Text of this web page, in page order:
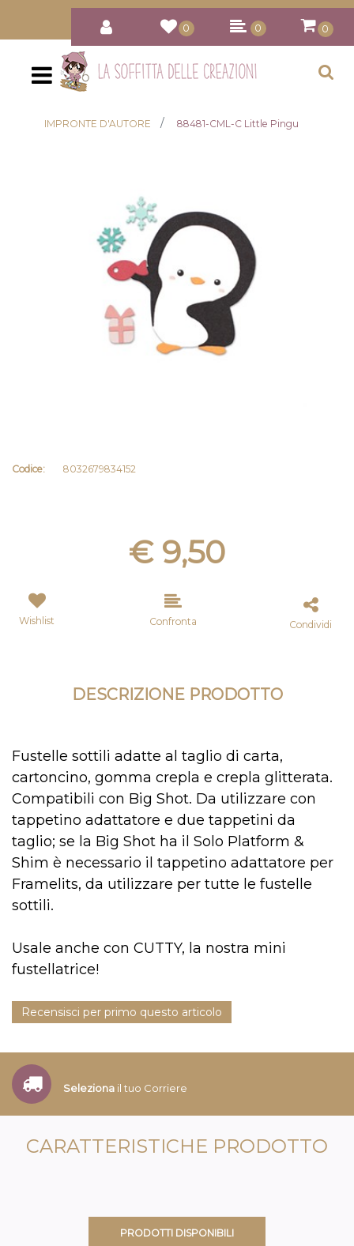
0 0 0
Open
IMPRONTE D'AUTORE 88481-CML-C Little Pingu
Codice: 8032679834152
€ 9,50
Wishlist Confronta Condividi
DESCRIZIONE PRODOTTO
Fustelle sottili adatte al taglio di carta,
cartoncino, gomma crepla e crepla glitterata.
Compatibili con Big Shot. Da utilizzare con
tappetino adattatore e due tappetini da
taglio; se la Big Shot ha il Solo Platform &
Shim è necessario il tappetino adattatore per
Framelits, da utilizzare per tutte le fustelle
sottili.
Usale anche con CUTTY, la nostra mini
fustellatrice!
Recensisci per primo questo articolo
Seleziona il tuo Corriere
CARATTERISTICHE PRODOTTO
PRODOTTI DISPONIBILI